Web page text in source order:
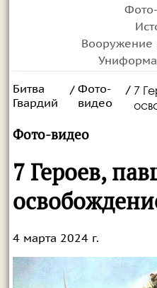
Вооружение
Битва
Гвардий
/ Фото-
видео
/ 7
Фото-видео
7 Героев,
4 марта 2024 г.